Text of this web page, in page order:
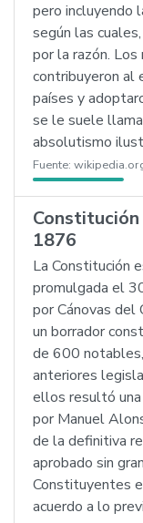
pero incluyendo
según las
por la razón.
contribuyeron al
países y
se le suele
absolutismo
Fuente:
1876
La Constitución
promulgada el
por Cánovas
un borrador
de 600
anteriores
ellos resultó
por Manuel
de la definitiva
aprobado sin
Constituyentes
acuerdo a lo